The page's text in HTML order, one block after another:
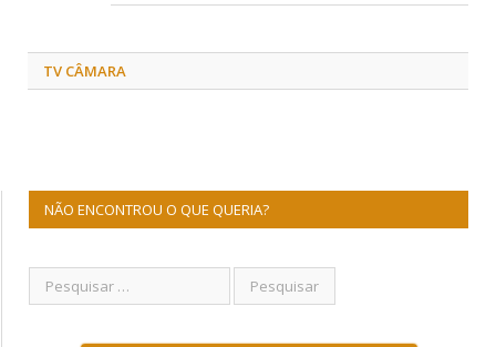
TV CÂMARA
NÃO ENCONTROU O QUE QUERIA?